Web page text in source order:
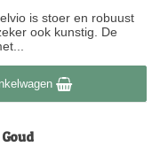
is stoer en robuust
ook kunstig. De